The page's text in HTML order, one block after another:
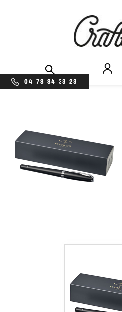
04 78 84 33 23